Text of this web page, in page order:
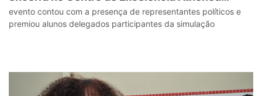
Sergipense
evento contou com a presença de representantes políticos e
premiou alunos delegados participantes da simulação